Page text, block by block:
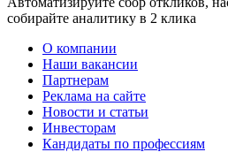
собирайте аналитику в 2 клика
О компании
Наши вакансии
Партнерам
Реклама на сайте
Новости и статьи
Инвесторам
Кандидаты по профессиям